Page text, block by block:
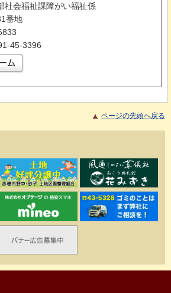
社会福祉課障がい福祉係
番地
45-3396
ページの先頭へ戻る